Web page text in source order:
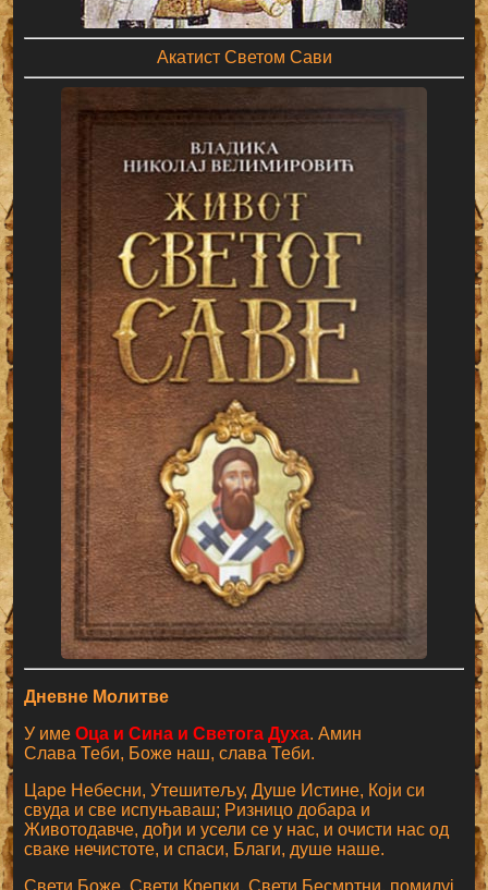
Акатист Светом Сави
Дневне Молитве
У имеОца и Сина и Светога Духа. Амин
Слава Теби, Боже наш, слава Теби.
Царе Небесни, Утешитељу, Душе Истине, Који си
свуда и све испуњаваш; Ризницо добара и
Животодавче, дођи и усели се у нас, и очисти нас од
сваке нечистоте, и спаси, Благи, душе наше.